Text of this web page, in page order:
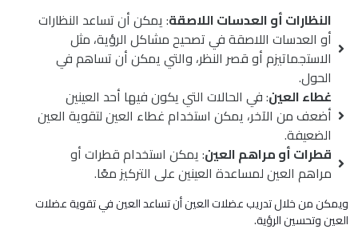
النظارات أو العدسات اللاصقة: يمكن أن تساعد النظارات
أو العدسات اللاصقة في تصحيح مشاكل الرؤية، مثل
الاستجماتيزم أو قصر النظر، والتي يمكن أن تساهم في
الحول.
غطاء العين: في الحالات التي يكون فيها أحد العينين
أضعف من الآخر، يمكن استخدام غطاء العين لتقوية العين
الضعيفة.
قطرات أو مراهم العين: يمكن استخدام قطرات أو
مراهم العين لمساعدة العينين على التركيز معًا.
ويمكن من خلال تدريب عضلات العين أن تساعد العين في تقوية عضلات
العين وتحسين الرؤية.